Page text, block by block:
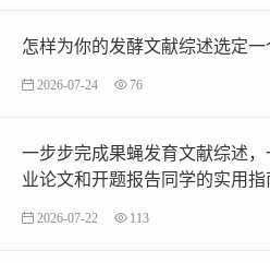
怎样为你的发酵文献综述选定
2026-07-24 76
一步步完成果蝇发育文献综述
业论文和开题报告同学的实用指
2026-07-22 113